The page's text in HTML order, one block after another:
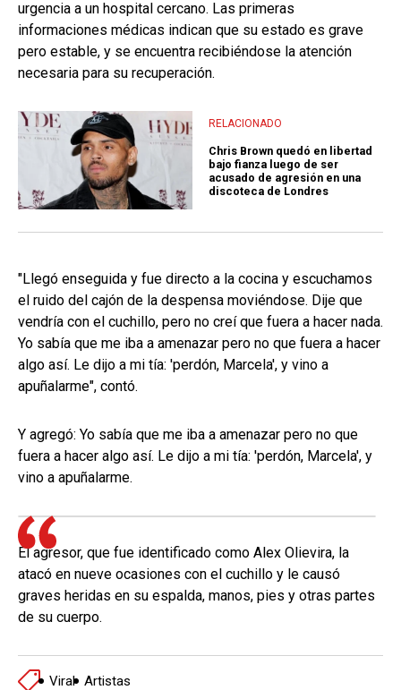
urgencia a un hospital cercano. Las primeras
informaciones médicas indican que su estado es grave
pero estable, y se encuentra recibiéndose la atención
necesaria para su recuperación.
RELACIONADO
Chris Brown quedó en libertad
bajo fianza luego de ser
acusado de agresión en una
discoteca de Londres
"Llegó enseguida y fue directo a la cocina y escuchamos
el ruido del cajón de la despensa moviéndose. Dije que
vendría con el cuchillo, pero no creí que fuera a hacer nada.
Yo sabía que me iba a amenazar pero no que fuera a hacer
algo así. Le dijo a mi tía: 'perdón, Marcela', y vino a
apuñalarme", contó.
Y agregó: Yo sabía que me iba a amenazar pero no que
fuera a hacer algo así. Le dijo a mi tía: 'perdón, Marcela', y
vino a apuñalarme.
El agresor, que fue identificado como Alex Olievira, la
atacó en nueve ocasiones con el cuchillo y le causó
graves heridas en su espalda, manos, pies y otras partes
de su cuerpo.
Viral Artistas